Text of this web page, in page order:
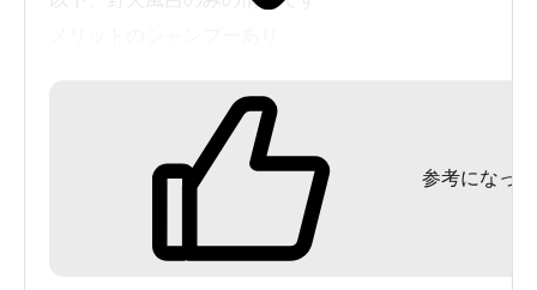
身体をゴシゴシ洗うような雰囲気無し
どこかで別の風呂などでキレイになってから
温泉のみ入る感じ
ハイキングなど汗をかいた後にちゃんとシャン
プーして身体を洗って入るなら内風呂がおすすめ
参考になった